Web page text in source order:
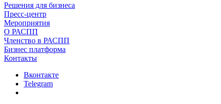
Решения для бизнеса
Пресс-центр
Мероприятия
О РАСПП
Членство в РАСПП
Бизнес платформа
Контакты
Вконтакте
Telegram